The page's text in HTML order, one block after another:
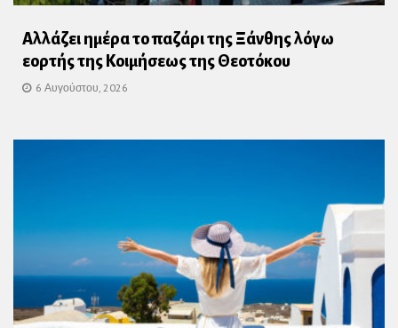
Αλλάζει ημέρα το παζάρι της Ξάνθης λόγω
εορτής της Κοιμήσεως της Θεοτόκου
6 Αυγούστου, 2026